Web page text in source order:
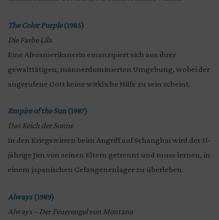
The Color Purple(1985)
Die Farbe Lila
Eine Afroamerikanerin emanzipiert sich aus ihrer
gewalttätigen, männerdominierten Umgebung, wobei der
angerufene Gott keine wirkliche Hilfe zu sein scheint.
Empire of the Sun(1987)
Das Reich der Sonne
In den Kriegswirren beim Angriff auf Schanghai wird der 11-
jährige Jim von seinen Eltern getrennt und muss lernen, in
einem japanischen Gefangenenlager zu überleben.
Always(1989)
Always – Der Feuerengel von Montana